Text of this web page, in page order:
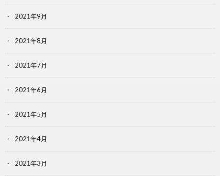
2021年9月
2021年8月
2021年7月
2021年6月
2021年5月
2021年4月
2021年3月